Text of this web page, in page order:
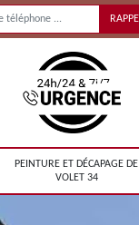
PEINTURE ET DÉCAPAGE DE
VOLET 34